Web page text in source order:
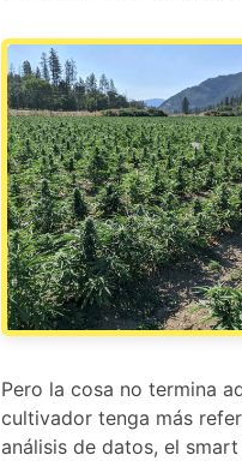
Pero la cosa no termina
cultivador tenga más
análisis de datos, el